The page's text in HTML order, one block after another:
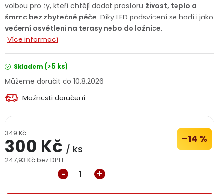
Servis nářadí Hodnocení obchodu
Reklamační formulář
volbou pro ty, kteří chtějí dodat prostoru živost, teplo a
šmrnc bez zbytečné péče. Díky LED podsvícení se hodí i jako
večerní osvětlení na terasy nebo do ložnice.
Více informací
Skladem (>5 ks)
10.8.2026
Možnosti doručení
349 Kč –14 %
300 Kč / ks
247,93 Kč bez DPH